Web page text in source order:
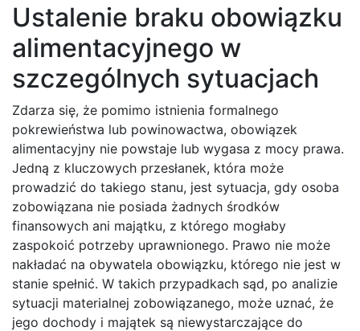
Ustalenie braku obowiązku
alimentacyjnego w
szczególnych sytuacjach
Zdarza się, że pomimo istnienia formalnego
pokrewieństwa lub powinowactwa, obowiązek
alimentacyjny nie powstaje lub wygasa z mocy prawa.
Jedną z kluczowych przesłanek, która może
prowadzić do takiego stanu, jest sytuacja, gdy osoba
zobowiązana nie posiada żadnych środków
finansowych ani majątku, z którego mogłaby
zaspokoić potrzeby uprawnionego. Prawo nie może
nakładać na obywatela obowiązku, którego nie jest w
stanie spełnić. W takich przypadkach sąd, po analizie
sytuacji materialnej zobowiązanego, może uznać, że
jego dochody i majątek są niewystarczające do